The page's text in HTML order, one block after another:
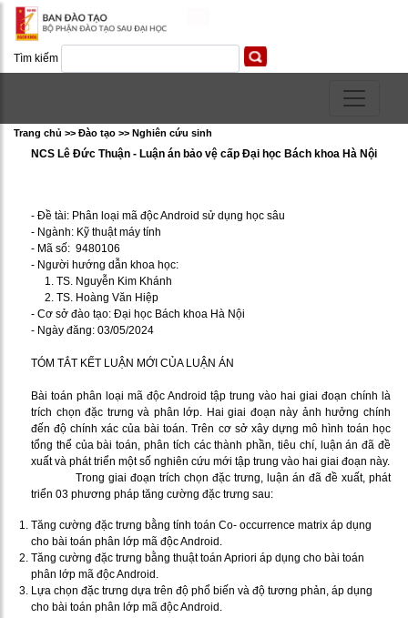
Tìm kiếm
Trang chủ >> Ðào tạo >> Nghiên cứu sinh
NCS Lê Đức Thuận - Luận án bảo vệ cấp Đại học Bách khoa Hà Nội
- Đề tài: Phân loại mã độc Android sử dụng học sâu
- Ngành: Kỹ thuật máy tính
- Mã số: 9480106
- Người hướng dẫn khoa học:
1. TS. Nguyễn Kim Khánh
2. TS. Hoàng Văn Hiệp
- Cơ sở đào tạo: Đại học Bách khoa Hà Nội
- Ngày đăng: 03/05/2024
TÓM TẮT KẾT LUẬN MỚI CỦA LUẬN ÁN
Bài toán phân loại mã độc Android tập trung vào hai giai đoạn chính là
trích chọn đặc trưng và phân lớp. Hai giai đoạn này ảnh hưởng chính
đến độ chính xác của bài toán. Trên cơ sở xây dựng mô hình toán học
tổng thể của bài toán, phân tích các thành phần, tiêu chí, luận án đã đề
xuất và phát triển một số nghiên cứu mới tập trung vào hai giai đoạn này.
Trong giai đoạn trích chọn đặc trưng, luận án đã đề xuất, phát
triển 03 phương pháp tăng cường đặc trưng sau:
Tăng cường đặc trưng bằng tính toán Co- occurrence matrix áp dụng
cho bài toán phân lớp mã độc Android.
Tăng cường đặc trưng bằng thuật toán Apriori áp dụng cho bài toán
phân lớp mã độc Android.
Lựa chọn đặc trưng dựa trên độ phổ biến và độ tương phản, áp dụng
cho bài toán phân lớp mã độc Android.